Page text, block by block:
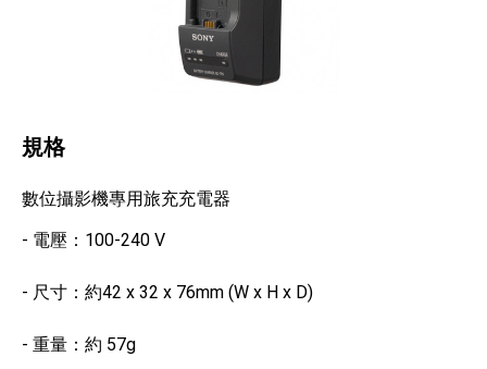
規格
數位攝影機專用旅充充電器
- 電壓：100-240 V
- 尺寸：約42 x 32 x 76mm (W x H x D)
- 重量：約 57g